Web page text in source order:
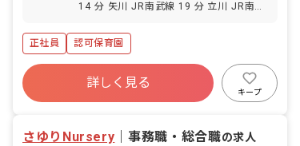
14 分 矢川 JR南武線 19 分 立川 JR南武
正社員
認可保育園
詳しく見る
キープ
さゆりNursery ｜事務職・総合職の求人